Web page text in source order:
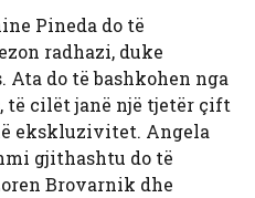
Pineda do të
radhazi, duke
do të bashkohen nga
të cilët janë një tjetër çift
ekskluzivitet. Angela
gjithashtu do të
Brovarnik dhe